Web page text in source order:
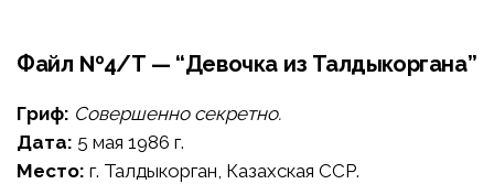
Файл №4/Т — “Девочка из Талдыкоргана”
Гриф: Совершенно секретно.
Дата: 5 мая 1986 г.
Место: г. Талдыкорган, Казахская ССР.